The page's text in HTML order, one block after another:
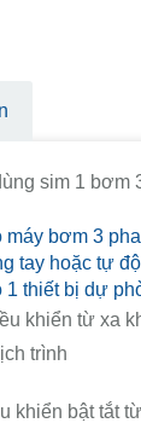
sim 1 bơm
bơm 3
tay hoặc tự
thiết bị dự
khiển từ xa
trình
khiển bật tắt